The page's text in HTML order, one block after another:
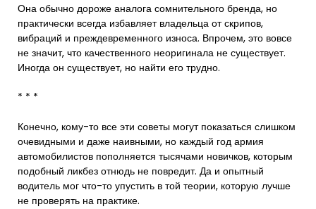
Она обычно дороже аналога сомнительного бренда, но
практически всегда избавляет владельца от скрипов,
вибраций и преждевременного износа. Впрочем, это вовсе
не значит, что качественного неоригинала не существует.
Иногда он существует, но найти его трудно.
* * *
Конечно, кому-то все эти советы могут показаться слишком
очевидными и даже наивными, но каждый год армия
автомобилистов пополняется тысячами новичков, которым
подобный ликбез отнюдь не повредит. Да и опытный
водитель мог что-то упустить в той теории, которую лучше
не проверять на практике.